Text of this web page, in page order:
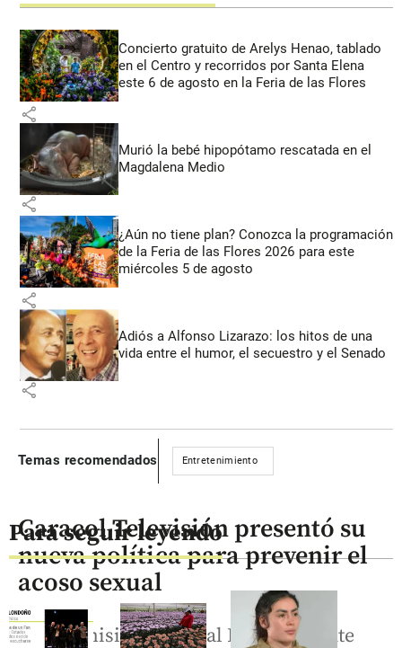
Concierto gratuito de Arelys Henao, tablado
en el Centro y recorridos por Santa Elena
este 6 de agosto en la Feria de las Flores
share
Murió la bebé hipopótamo rescatada en el
Magdalena Medio
share
¿Aún no tiene plan? Conozca la programación
de la Feria de las Flores 2026 para este
miércoles 5 de agosto
share
Adiós a Alfonso Lizarazo: los hitos de una
vida entre el humor, el secuestro y el Senado
share
Temas recomendados Entretenimiento
Para seguir leyendo
Caracol Televisión presentó su
nueva política para prevenir el
acoso sexual
Una Comisión Especial Independiente